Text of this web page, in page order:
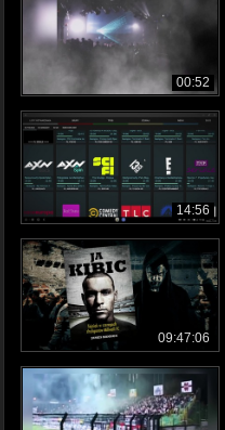
00:52
14:56
09:47:06